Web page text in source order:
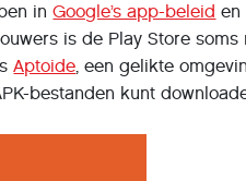
inGoogle’s app-beleid en
is de Play Store
Aptoide, een gelikte
bestanden kunt